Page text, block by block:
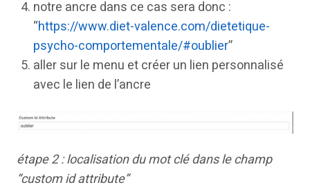
notre ancre dans ce cas sera donc :
“https://www.diet-valence.com/dietetique-
psycho-comportementale/#oublier”
aller sur le menu et créer un lien personnalisé
avec le lien de l’ancre
étape 2 : localisation du mot clé dans le champ
“custom id attribute”